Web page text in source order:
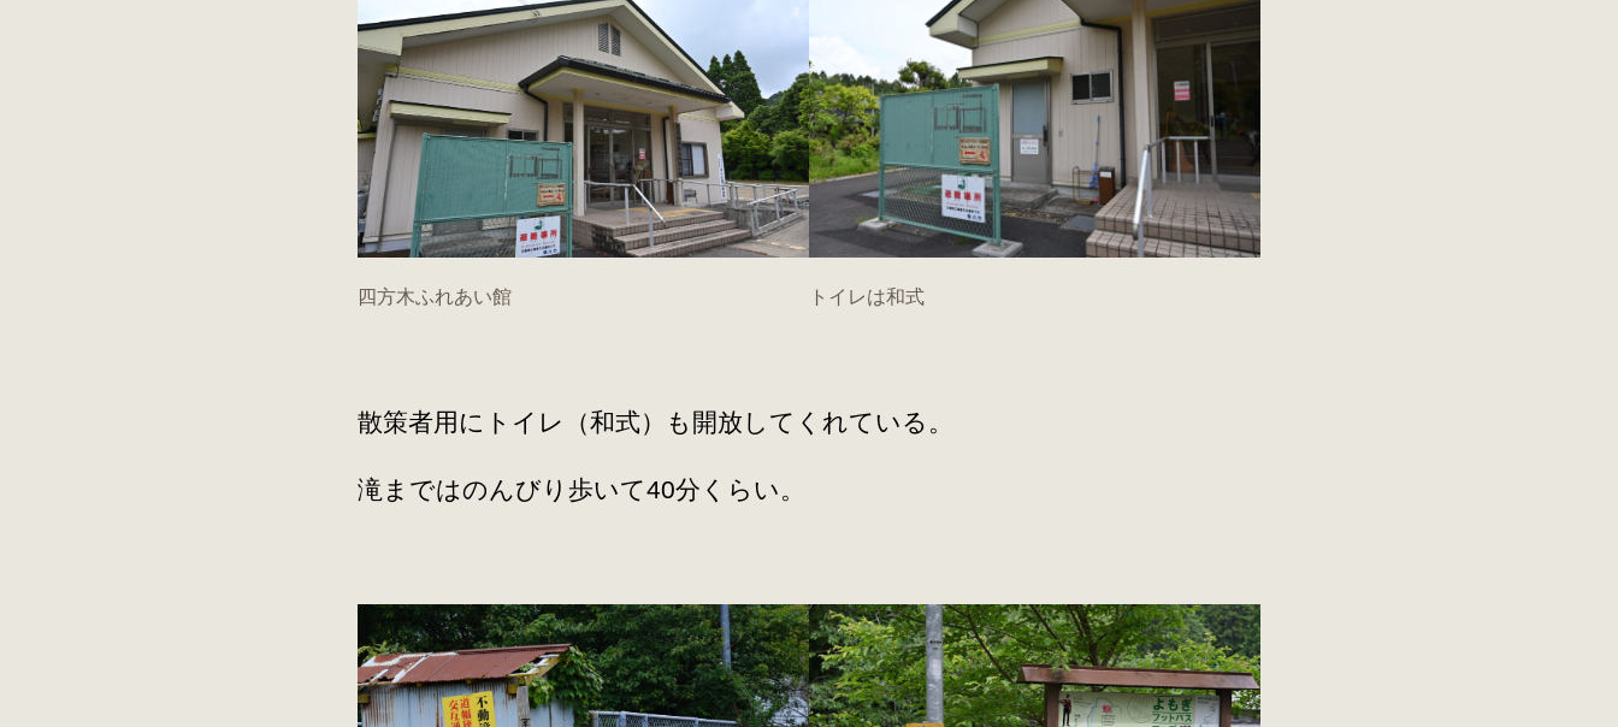
四方木ふれあい館 トイレは和式
散策者用にトイレ（和式）も開放してくれている。
滝まではのんびり歩いて40分くらい。